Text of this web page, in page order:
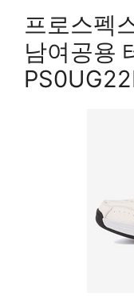
프로스펙
남여공용